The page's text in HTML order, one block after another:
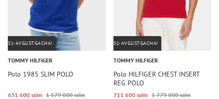
31-AVGUSTGACHA!
TOMMY HILFIGER
Polo 1985 SLIM POLO
631 600 so‘m 1 579 000 so‘m
31-AVGUSTGACHA!
TOMMY HILFIGER
Polo HILFIGER CHEST INSERT
REG POLO
711 600 so‘m 1 779 000 so‘m